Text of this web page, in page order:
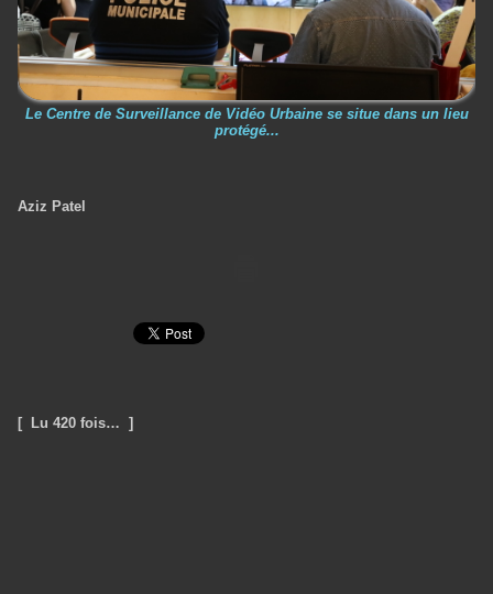
Le Centre de Surveillance de Vidéo Urbaine se situe dans un lieu
protégé...
Aziz Patel
[ Lu 420 fois… ]